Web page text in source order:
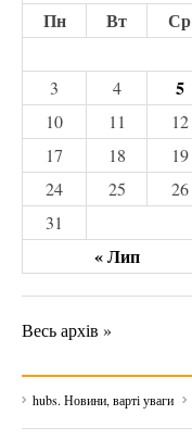
Пн
Вт Ср
« Лип
3
4 5
10
11 12
17
18 19
24
25 26
31
Весь архів »
hubs. Новини, варті уваги